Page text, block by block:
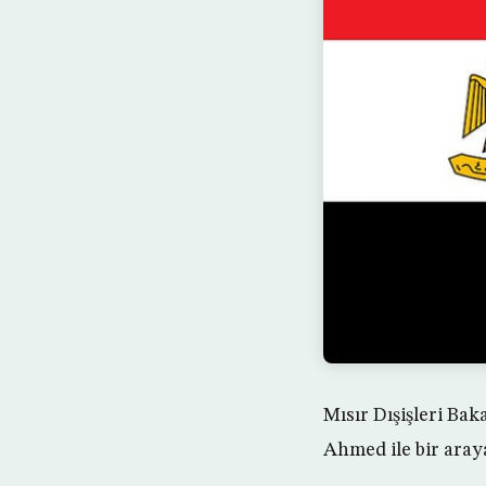
Mısır Dışişleri
Ahmed ile bir